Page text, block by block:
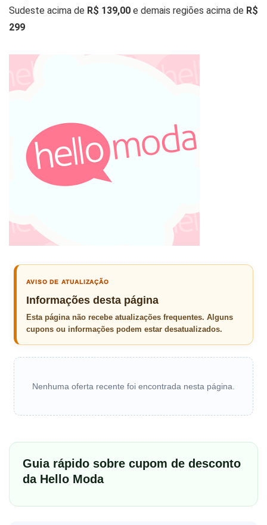
Sudeste acima de R$ 139,00 e demais regiões acima de R$
299
AVISO DE ATUALIZAÇÃO
Informações desta página
Esta página não recebe atualizações frequentes. Alguns
cupons ou informações podem estar desatualizados.
Nenhuma oferta recente foi encontrada nesta página.
Guia rápido sobre cupom de desconto
da Hello Moda